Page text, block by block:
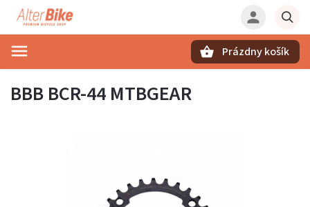
Prázdny košík
BBB BCR-44 MTBGEAR